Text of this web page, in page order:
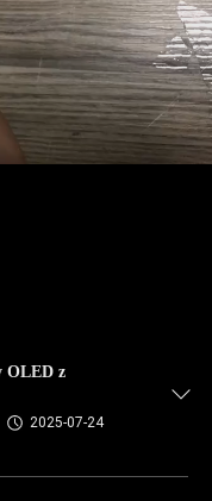
OLED z
2025-07-24